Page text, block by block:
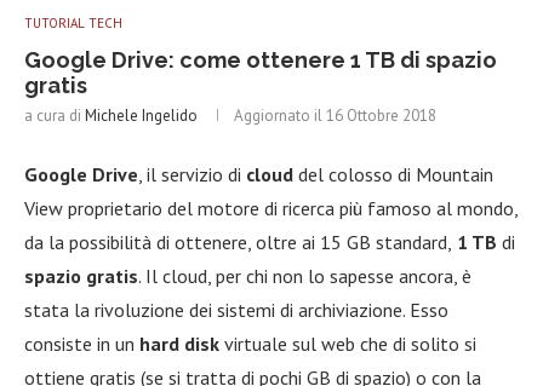
TUTORIAL TECH
Google Drive: come ottenere 1 TB di spazio
gratis
a cura di Michele Ingelido Aggiornato il16 Ottobre 2018
Google Drive , il servizio di cloud del colosso di Mountain
View proprietario del motore di ricerca più famoso al mondo,
da la possibilità di ottenere, oltre ai 15 GB standard, 1 TB di
spazio gratis. Il cloud, per chi non lo sapesse ancora, è
stata la rivoluzione dei sistemi di archiviazione. Esso
consiste in un hard disk virtuale sul web che di solito si
ottiene gratis (se si tratta di pochi GB di spazio) o con la